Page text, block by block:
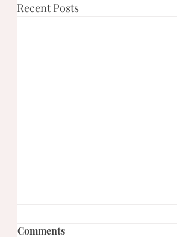
Recent Posts
Comments